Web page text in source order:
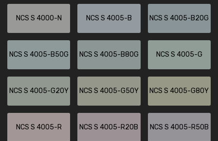
NCS S 4000-N NCS S 4005-B NCS S 4005-B20G
NCS S 4005-B50G NCS S 4005-B80G NCS S 4005-G
NCS S 4005-G20Y NCS S 4005-G50Y NCS S 4005-G80Y
NCS S 4005-R NCS S 4005-R20B NCS S 4005-R50B